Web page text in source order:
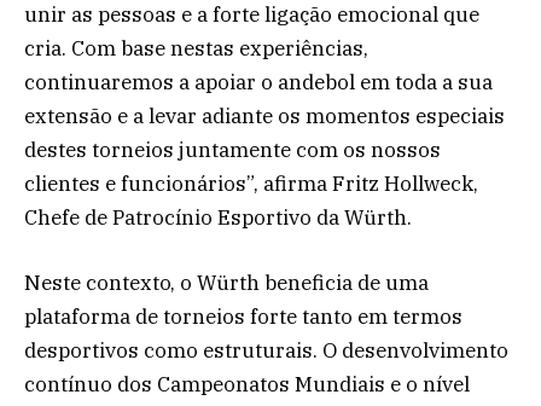
unir as pessoas e a forte ligação emocional que
cria. Com base nestas experiências,
continuaremos a apoiar o andebol em toda a sua
extensão e a levar adiante os momentos especiais
destes torneios juntamente com os nossos
clientes e funcionários”, afirma Fritz Hollweck,
Chefe de Patrocínio Esportivo da Würth.
Neste contexto, o Würth beneficia de uma
plataforma de torneios forte tanto em termos
desportivos como estruturais. O desenvolvimento
contínuo dos Campeonatos Mundiais e o nível